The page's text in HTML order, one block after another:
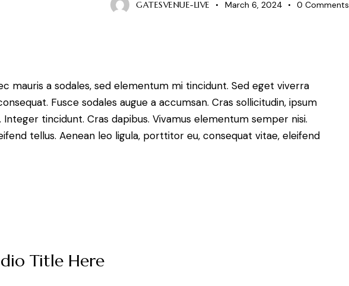
GATESVENUE-LIVE March 6, 2024 0 Comments
mauris a sodales, sed elementum mi tincidunt. Sed eget viverra
Fusce sodales augue a accumsan. Cras sollicitudin, ipsum
tincidunt. Cras dapibus. Vivamus elementum semper nisi.
tellus. Aenean leo ligula, porttitor eu, consequat vitae, eleifend
Title Here